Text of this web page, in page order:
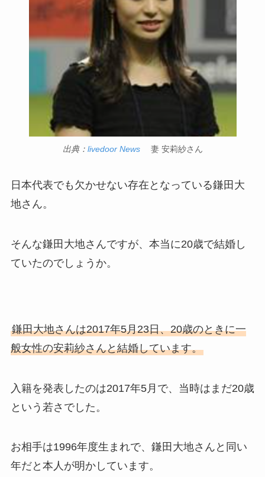
出典： livedoor News妻 安莉紗さん
日本代表でも欠かせない存在となっている鎌田大
地さん。
そんな鎌田大地さんですが、本当に20歳で結婚し
ていたのでしょうか。
鎌田大地さんは2017年5月23日、20歳のときに一
般女性の安莉紗さんと結婚しています。
入籍を発表したのは2017年5月で、当時はまだ20歳
という若さでした。
お相手は1996年度生まれで、鎌田大地さんと同い
年だと本人が明かしています。